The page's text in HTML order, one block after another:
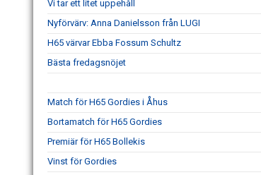
Vi tar ett litet uppehåll
Nyförvärv: Anna Danielsson från LUGI
H65 värvar Ebba Fossum Schultz
Bästa fredagsnöjet
Match för H65 Gordies i Åhus
Bortamatch för H65 Gordies
Premiär för H65 Bollekis
Vinst för Gordies